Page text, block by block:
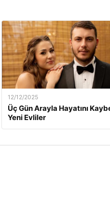
12/12/2025
Üç Gün Arayla Hayatını
Yeni Evliler